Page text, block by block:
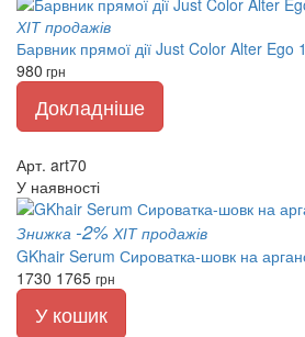
ХІТ продажів
Барвник прямої дії Just Color Alter Ego
980 грн
Докладніше
Арт. art70
У наявності
Знижка -2% ХІТ продажів
GKhair Serum Сироватка-шовк на
1730 1765 грн
У кошик